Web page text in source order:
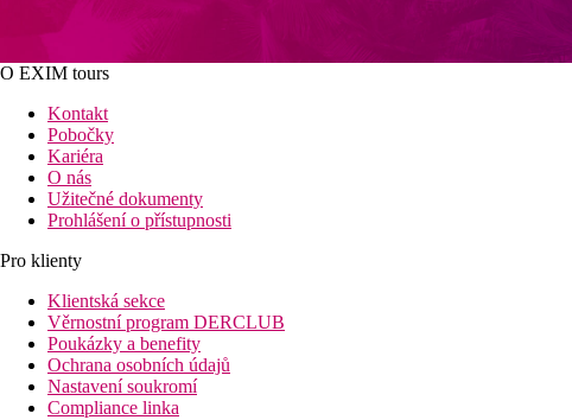
O EXIM tours
Kontakt
Pobočky
Kariéra
O nás
Užitečné dokumenty
Prohlášení o přístupnosti
Pro klienty
Klientská sekce
Věrnostní program DERCLUB
Poukázky a benefity
Ochrana osobních údajů
Nastavení soukromí
Compliance linka